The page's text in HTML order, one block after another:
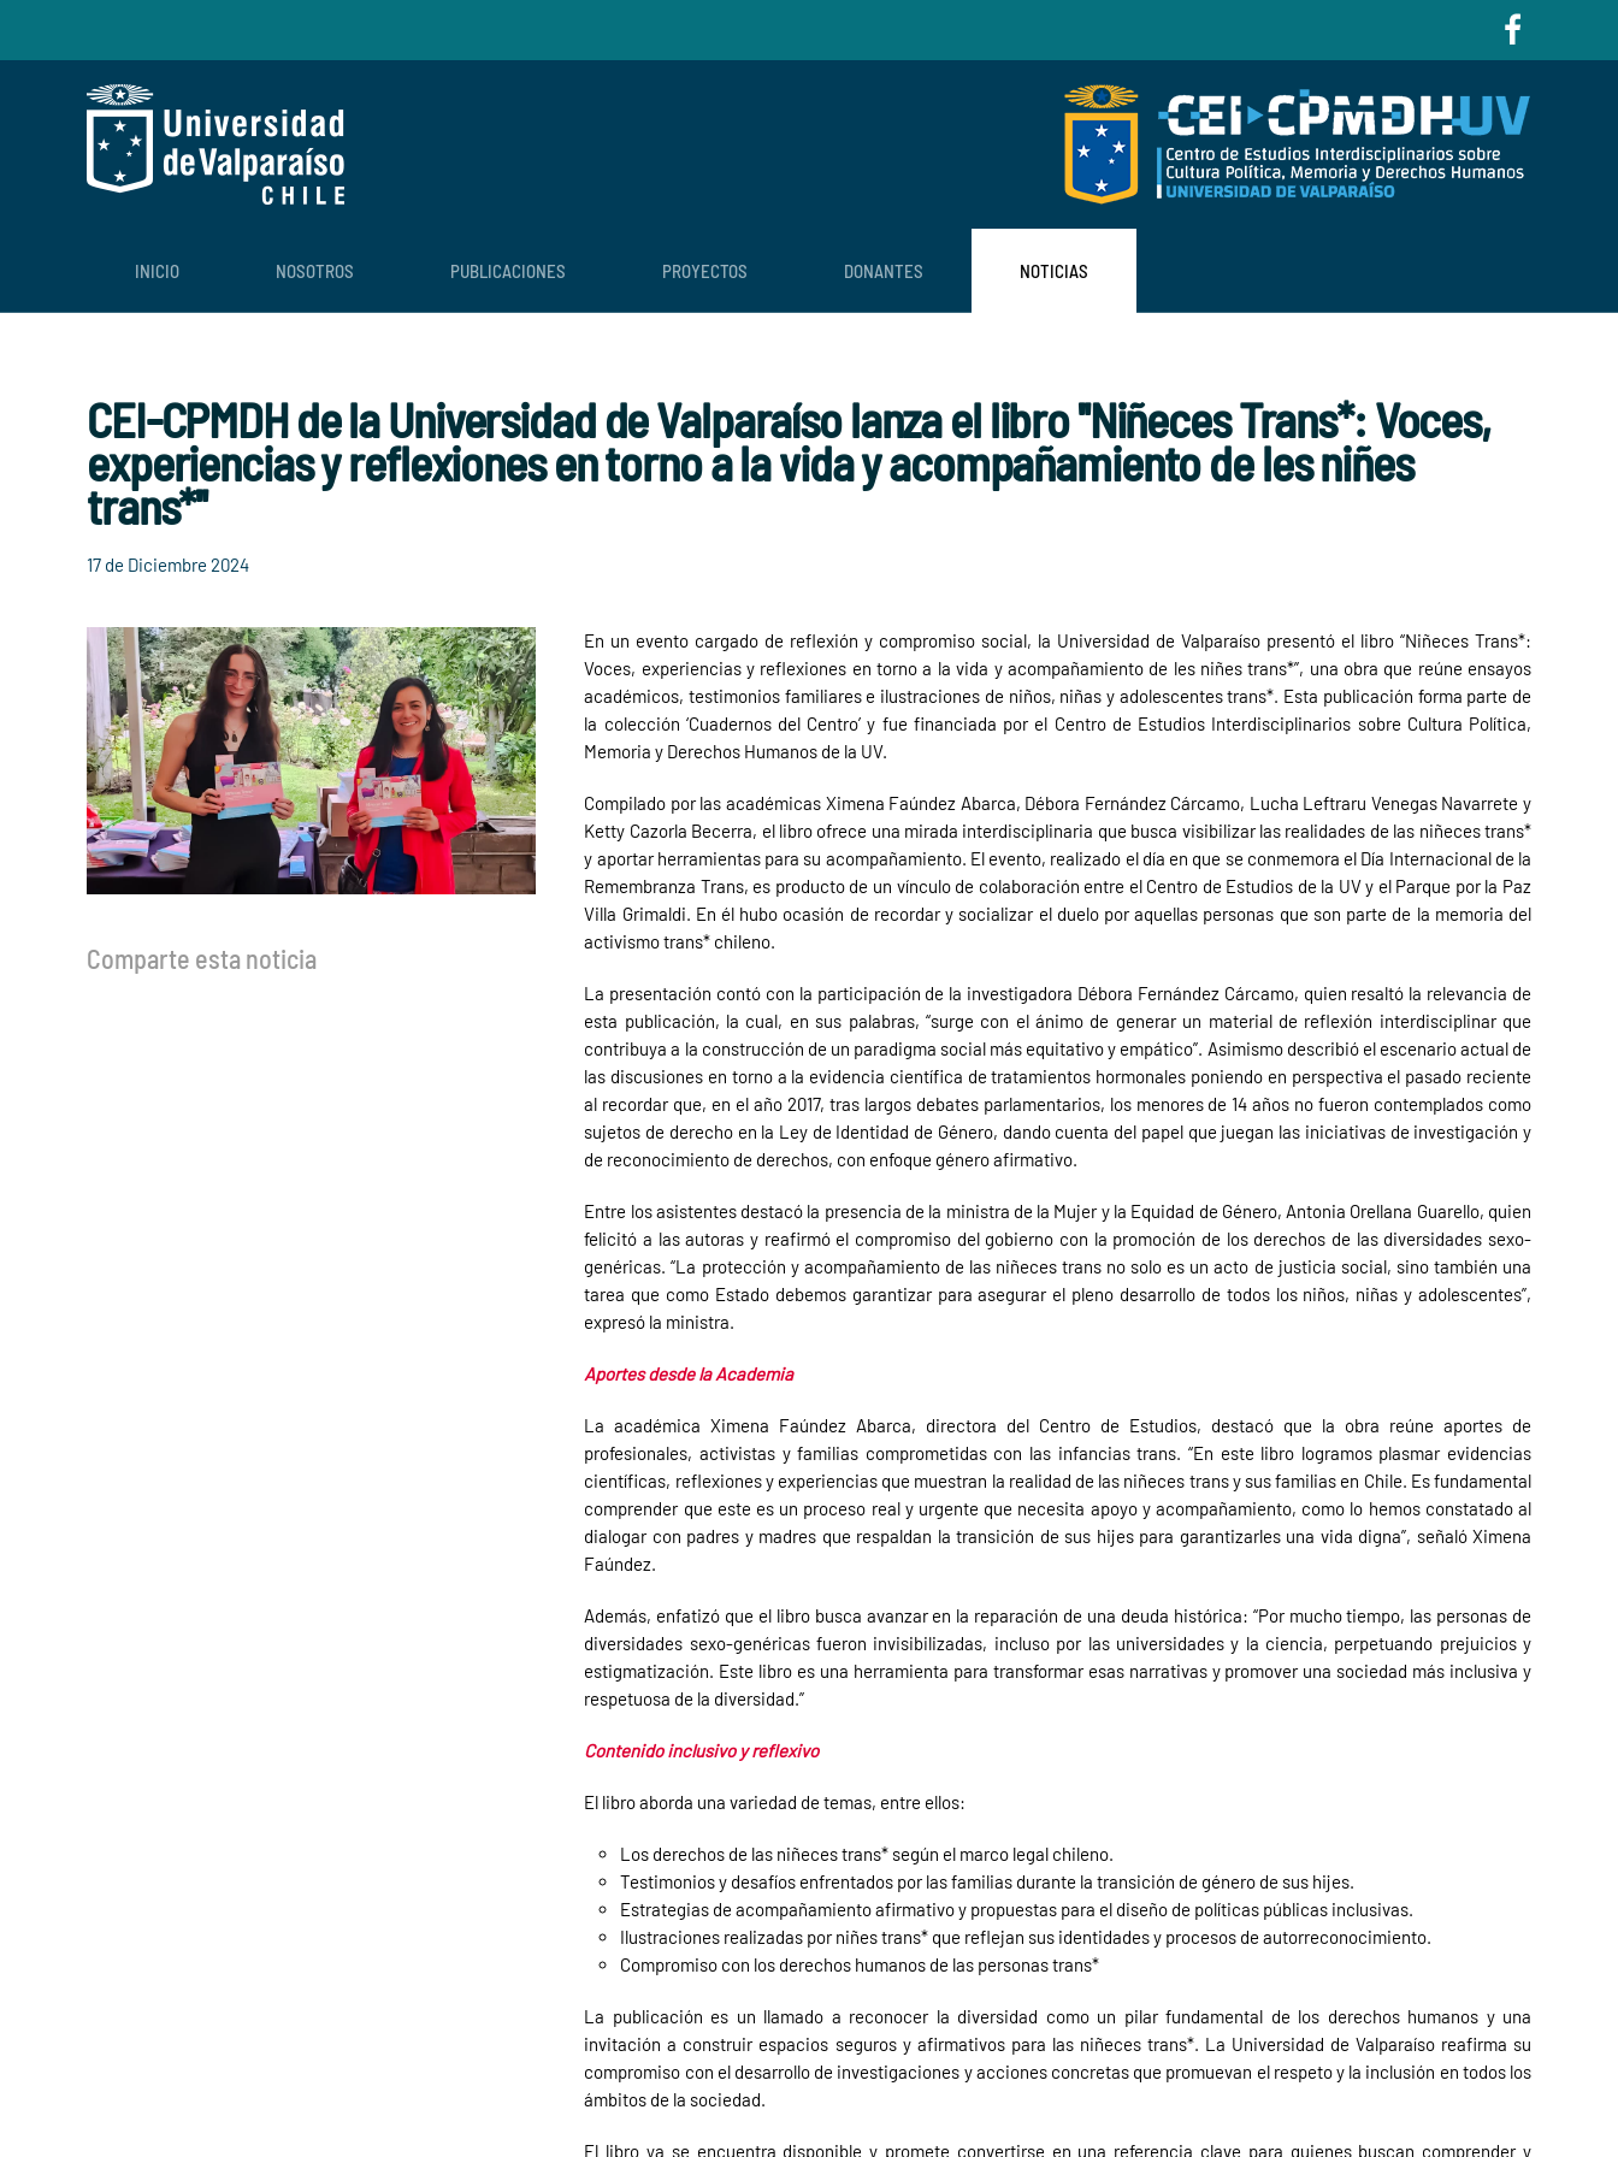
Skip to main content
INICIO NOSOTROS PUBLICACIONES PROYECTOS DONANTES NOTICIAS
CEI-CPMDH de la Universidad de Valparaíso lanza el libro ''Niñeces Trans*: Voces,
experiencias y reflexiones en torno a la vida y acompañamiento de les niñes
trans*''
17 de Diciembre 2024
Comparte esta noticia
En un evento cargado de reflexión y compromiso social, la Universidad de Valparaíso presentó el libro “Niñeces Trans*:
Voces, experiencias y reflexiones en torno a la vida y acompañamiento de les niñes trans*”, una obra que reúne ensayos
académicos, testimonios familiares e ilustraciones de niños, niñas y adolescentes trans*. Esta publicación forma parte de
la colección ‘Cuadernos del Centro’ y fue financiada por el Centro de Estudios Interdisciplinarios sobre Cultura Política,
Memoria y Derechos Humanos de la UV.
Compilado por las académicas Ximena Faúndez Abarca, Débora Fernández Cárcamo, Lucha Leftraru Venegas Navarrete y
Ketty Cazorla Becerra, el libro ofrece una mirada interdisciplinaria que busca visibilizar las realidades de las niñeces trans*
y aportar herramientas para su acompañamiento. El evento, realizado el día en que se conmemora el Día Internacional de la
Remembranza Trans, es producto de un vínculo de colaboración entre el Centro de Estudios de la UV y el Parque por la Paz
Villa Grimaldi. En él hubo ocasión de recordar y socializar el duelo por aquellas personas que son parte de la memoria del
activismo trans* chileno.
La presentación contó con la participación de la investigadora Débora Fernández Cárcamo, quien resaltó la relevancia de
esta publicación, la cual, en sus palabras, “surge con el ánimo de generar un material de reflexión interdisciplinar que
contribuya a la construcción de un paradigma social más equitativo y empático”. Asimismo describió el escenario actual de
las discusiones en torno a la evidencia científica detratamientos hormonales poniendo en perspectiva el pasado reciente
al recordar que, en el año 2017, tras largos debates parlamentarios, los menores de 14 años no fueron contemplados como
sujetos de derecho en la Ley de Identidad de Género, dando cuenta del papel que juegan las iniciativas de investigación y
de reconocimiento de derechos, con enfoque género afirmativo.
Entre los asistentes destacó la presencia de la ministra de la Mujer y la Equidad de Género, Antonia Orellana Guarello, quien
felicitó a las autoras y reafirmó el compromiso del gobierno con la promoción de los derechos de las diversidades sexo-
genéricas. “La protección y acompañamiento de las niñeces trans no solo es un acto de justicia social, sino también una
tarea que como Estado debemos garantizar para asegurar el pleno desarrollo de todos los niños, niñas y adolescentes”,
expresó la ministra.
Aportes desde la Academia
La académica Ximena Faúndez Abarca, directora del Centro de Estudios, destacó que la obra reúne aportes de
profesionales, activistas y familias comprometidas con las infancias trans. “En este libro logramos plasmar evidencias
científicas, reflexiones y experiencias que muestran la realidad de las niñeces trans y sus familias en Chile. Es fundamental
comprender que este es un proceso real y urgente que necesita apoyo y acompañamiento, como lo hemos constatado al
dialogar con padres y madres que respaldan la transición de sus hijes para garantizarles una vida digna”, señaló Ximena
Faúndez.
Además, enfatizó que el libro busca avanzar en la reparación de una deuda histórica: “Por mucho tiempo, las personas de
diversidades sexo-genéricas fueron invisibilizadas, incluso por las universidades y la ciencia, perpetuando prejuicios y
estigmatización. Este libro es una herramienta para transformar esas narrativas y promover una sociedad más inclusiva y
respetuosa de la diversidad.”
Contenido inclusivo y reflexivo
El libro aborda una variedad de temas, entre ellos:
Los derechos de las niñeces trans* según el marco legal chileno.
Testimonios y desafíos enfrentados por las familias durante la transición de género de sus hijes.
Estrategias de acompañamiento afirmativo y propuestas para el diseño de políticas públicas inclusivas.
Ilustraciones realizadas por niñes trans* que reflejan sus identidades y procesos de autorreconocimiento.
Compromiso con los derechos humanos de las personas trans*
La publicación es un llamado a reconocer la diversidad como un pilar fundamental de los derechos humanos y una
invitación a construir espacios seguros y afirmativos para las niñeces trans*. La Universidad de Valparaíso reafirma su
compromiso con el desarrollo de investigaciones y acciones concretas que promuevan el respeto y la inclusión en todos los
ámbitos de la sociedad.
El libro ya se encuentra disponible y promete convertirse en una referencia clave para quienes buscan comprender y